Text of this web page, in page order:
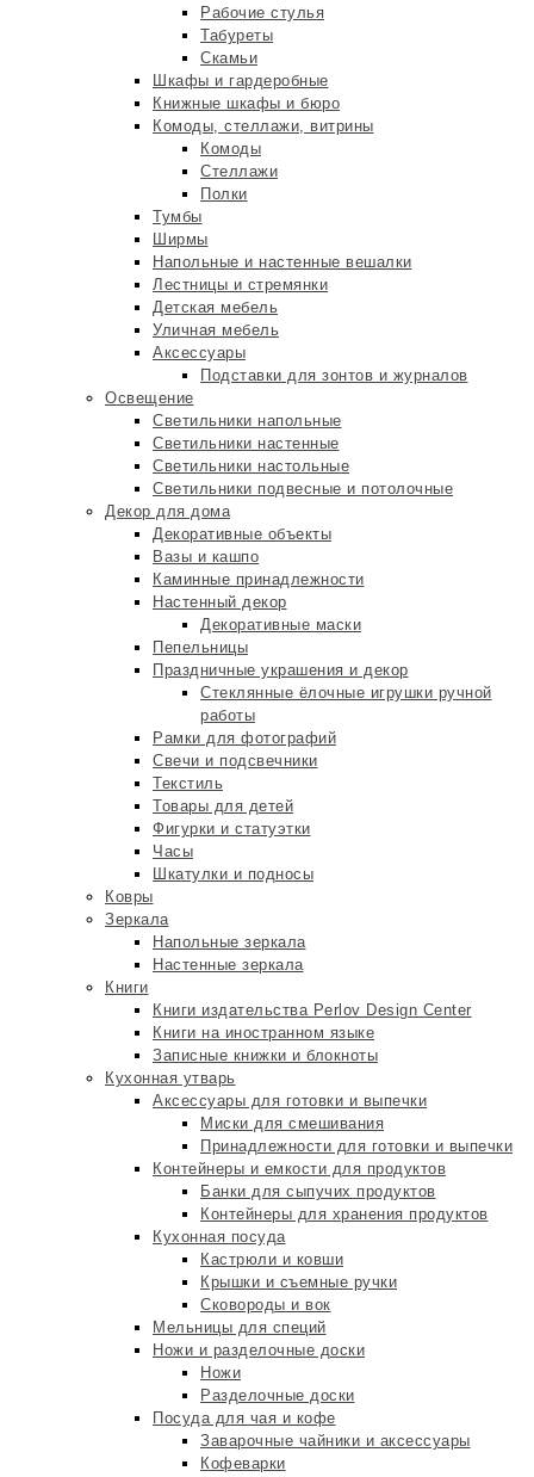
Рабочие стулья
Табуреты
Скамьи
Шкафы и гардеробные
Книжные шкафы и бюро
Комоды, стеллажи, витрины
Комоды
Стеллажи
Полки
Тумбы
Ширмы
Напольные и настенные вешалки
Лестницы и стремянки
Детская мебель
Уличная мебель
Аксессуары
Подставки для зонтов и журналов
Освещение
Светильники напольные
Светильники настенные
Светильники настольные
Светильники подвесные и потолочные
Декор для дома
Декоративные объекты
Вазы и кашпо
Каминные принадлежности
Настенный декор
Декоративные маски
Пепельницы
Праздничные украшения и декор
Стеклянные ёлочные игрушки ручной
работы
Рамки для фотографий
Свечи и подсвечники
Текстиль
Товары для детей
Фигурки и статуэтки
Часы
Шкатулки и подносы
Ковры
Зеркала
Напольные зеркала
Настенные зеркала
Книги
Книги издательства Perlov Design Center
Книги на иностранном языке
Записные книжки и блокноты
Кухонная утварь
Аксессуары для готовки и выпечки
Миски для смешивания
Принадлежности для готовки и выпечки
Контейнеры и емкости для продуктов
Банки для сыпучих продуктов
Контейнеры для хранения продуктов
Кухонная посуда
Кастрюли и ковши
Крышки и съемные ручки
Сковороды и вок
Мельницы для специй
Ножи и разделочные доски
Ножи
Разделочные доски
Посуда для чая и кофе
Заварочные чайники и аксессуары
Кофеварки